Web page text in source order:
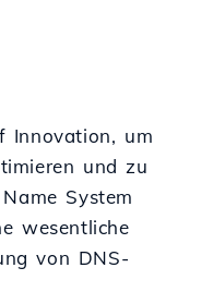
Innovation, um
und zu
System
wesentliche
von DNS-